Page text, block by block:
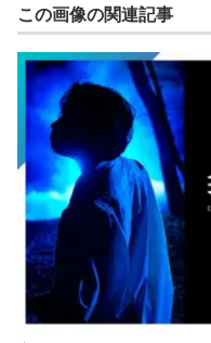
この画像の関連記事